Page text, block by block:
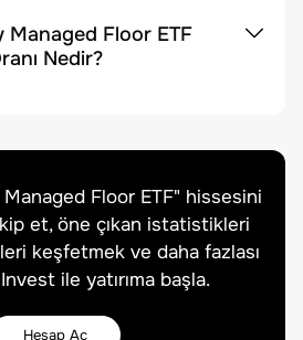
Floor ETF
Nedir?
Floor ETF" hissesini
et, öne çıkan istatistikleri
keşfetmek ve daha fazlası
ile yatırıma başla.
Hesap Aç